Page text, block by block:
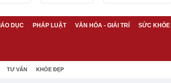
DỤC PHÁP LUẬT VĂN HÓA - GIẢI TRÍ SỨC KHỎE
TƯ VẤN KHỎE ĐẸP